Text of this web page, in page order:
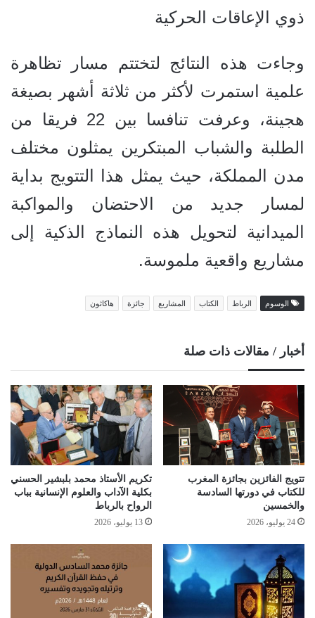
ذوي الإعاقات الحركية
وجاءت هذه النتائج لتختتم مسار تظاهرة
علمية استمرت لأكثر من ثلاثة أشهر بصيغة
هجينة، وعرفت تنافسا بين 22 فريقا من
الطلبة والشباب المبتكرين يمثلون مختلف
مدن المملكة، حيث يمثل هذا التتويج بداية
لمسار جديد من الاحتضان والمواكبة
الميدانية لتحويل هذه النماذج الذكية إلى
مشاريع واقعية ملموسة.
الوسوم الرباط الكتاب المشاريع جائزة هاكاثون
أخبار / مقالات ذات صلة
تتويج الفائزين بجائزة المغرب
للكتاب في دورتها السادسة
والخمسين
24 يوليو، 2026
تكريم الأستاذ محمد بلبشير الحسني
بكلية الآداب والعلوم الإنسانية بباب
الرواح بالرباط
13 يوليو، 2026